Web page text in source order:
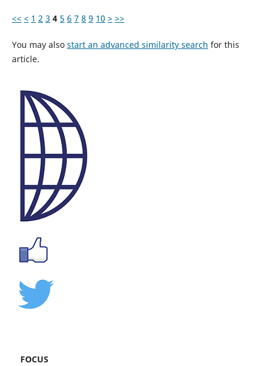
<< < 1 2 3 4 5 6 7 8 9 10 > >>
You may also start an advanced similarity search for this
article.
FOCUS